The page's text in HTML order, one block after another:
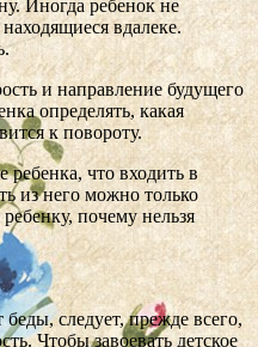
Иногда ребенок не
вдалеке.
и направление будущего
определять, какая
к повороту.
ребенка, что входить в
из него можно только
почему нельзя
следует, прежде всего,
Чтобы завоевать детское